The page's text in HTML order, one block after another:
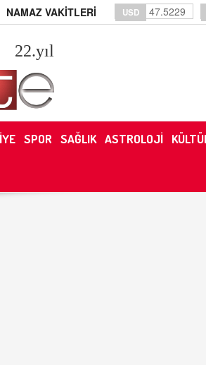
NAMAZ VAKİTLERİ USD 47.5229
22.yıl
SPOR SAĞLIK ASTROLOJİ